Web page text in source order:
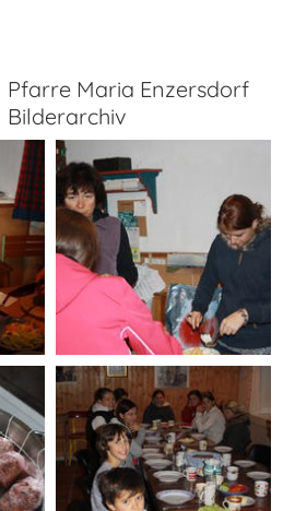
Pfarre Maria Enzersdorf
Bilderarchiv